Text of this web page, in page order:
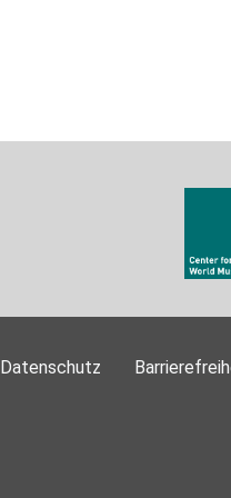
Datenschutz